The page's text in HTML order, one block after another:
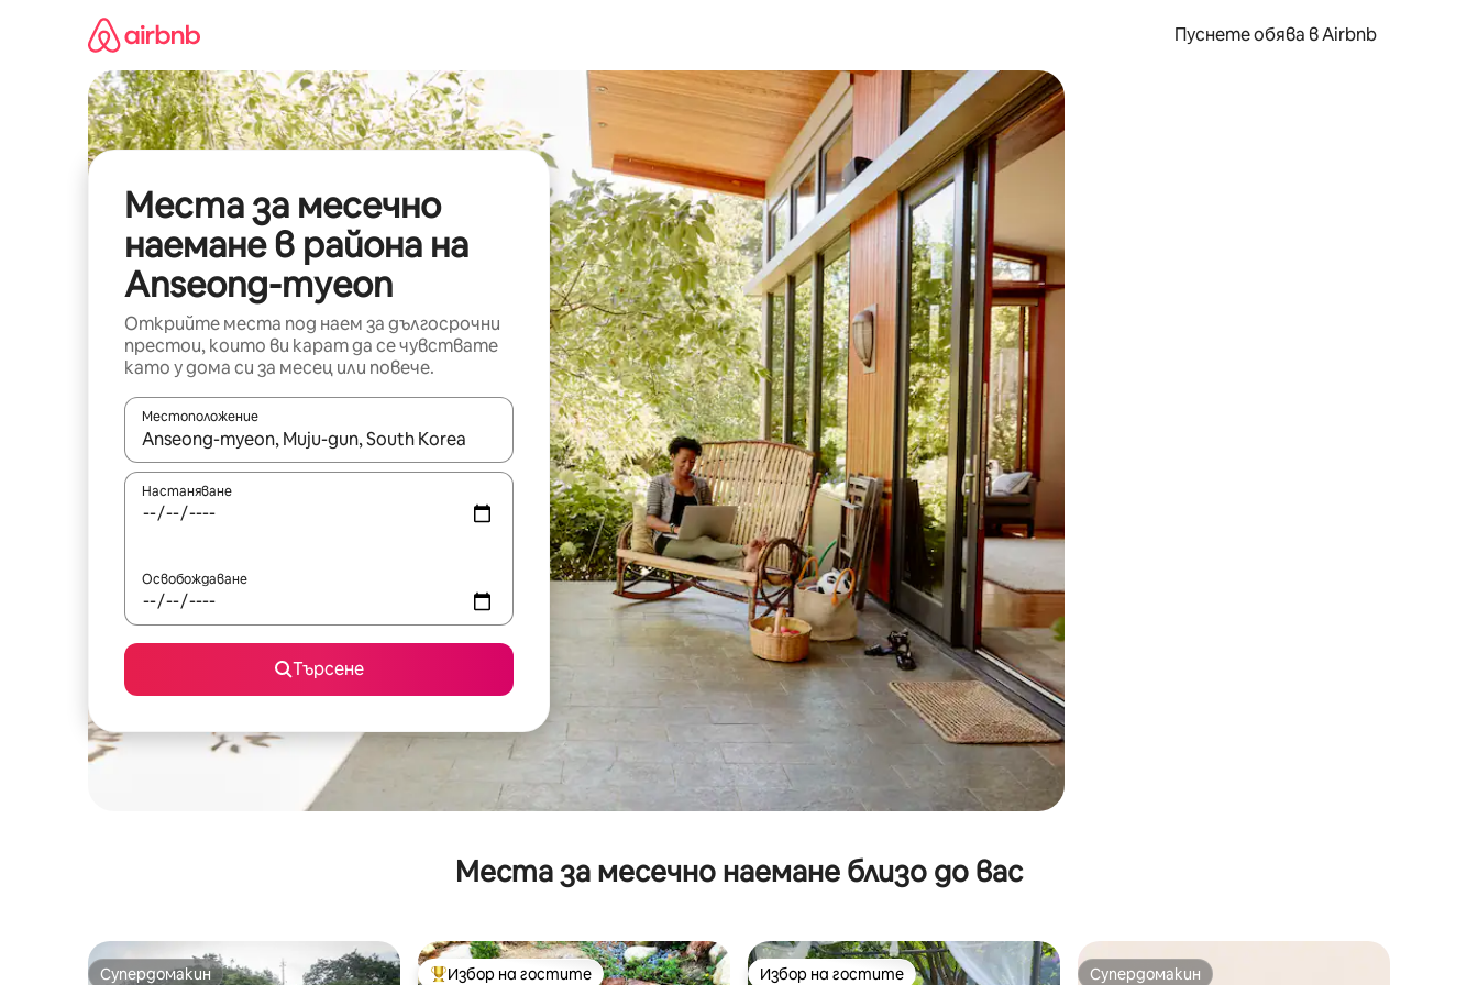
съдържанието
Пуснете обява в Airbnb
Места за месечно
наемане в района на
Anseong-myeon
Открийте места под наем за дългосрочни
престои, които ви карат да се чувствате
като у дома си за месец или повече.
Местоположение
Когато резултатите се покажат, използвайте клавишите със стрелки нагоре и надолу или навигирайте с докосване или плъзгане.
Настаняване
Освобождаване
Търсене
Места за месечно наемане близо до вас
Супердомакин Избор на гостите Избор на гостите Супердомакин